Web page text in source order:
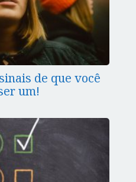
de que você
um!